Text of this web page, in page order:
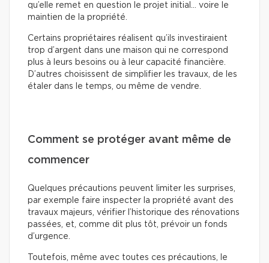
qu’elle remet en question le projet initial… voire le
maintien de la propriété.
Certains propriétaires réalisent qu’ils investiraient
trop d’argent dans une maison qui ne correspond
plus à leurs besoins ou à leur capacité financière.
D’autres choisissent de simplifier les travaux, de les
étaler dans le temps, ou même de vendre.
Comment se protéger avant même de
commencer
Quelques précautions peuvent limiter les surprises,
par exemple faire inspecter la propriété avant des
travaux majeurs, vérifier l’historique des rénovations
passées, et, comme dit plus tôt, prévoir un fonds
d’urgence.
Toutefois, même avec toutes ces précautions, le